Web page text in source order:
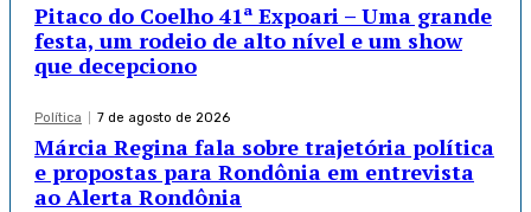
Pitaco do Coelho 41ª Expoari – Uma grande
festa, um rodeio de alto nível e um show
que decepciono
Política 7 de agosto de 2026
Márcia Regina fala sobre trajetória política
e propostas para Rondônia em entrevista
ao Alerta Rondônia